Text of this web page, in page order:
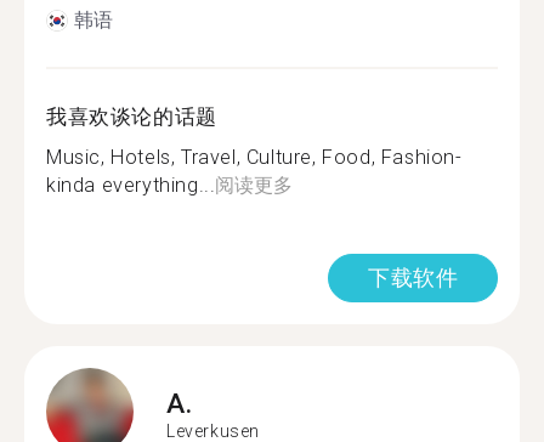
韩语
我喜欢谈论的话题
Music, Hotels, Travel, Culture, Food, Fashion-
kinda everything...阅读更多
下载软件
A.
Leverkusen